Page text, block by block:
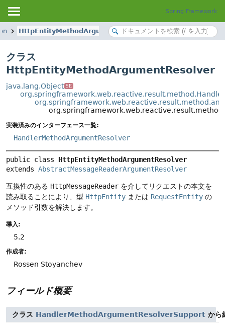
Spring Framework
HttpEntityMethodArgumentResolver
クラス
HttpEntityMethodArgumentResolver
java.lang.Object SE
実装済みのインターフェース一覧:
HandlerMethodArgumentResolver
public class HttpEntityMethodArgumentResolver
extends AbstractMessageReaderArgumentResolver
互換性のある HttpMessageReader を介してリクエストの本文を
読み取ることにより、型 HttpEntity または RequestEntity の
メソッド引数を解決します。
導入:
5.2
作成者:
Rossen Stoyanchev
フィールド概要
クラス HandlerMethodArgumentResolverSupport から